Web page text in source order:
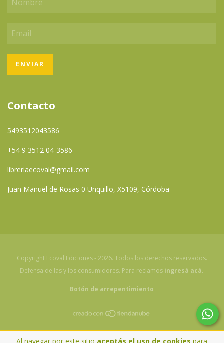
Al navegar por este sitio aceptás el uso de cookies para
Contacto
5493512043586
+54 9 3512 04-3586
libreriaecoval@gmail.com
Juan Manuel de Rosas 0 Unquillo, X5109, Córdoba
Copyright Ecoval Ediciones - 2026. Todos los derechos reservados.
Defensa de las y los consumidores. Para reclamos ingresá acá.
Botón de arrepentimiento